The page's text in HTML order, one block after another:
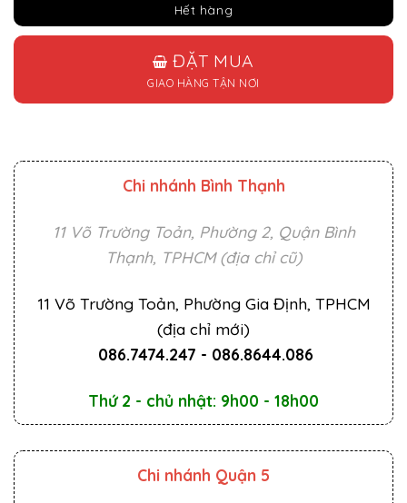
Hết hàng
ĐẶT MUA
GIAO HÀNG TẬN NƠI
Chi nhánh Bình Thạnh
11 Võ Trường Toản, Phường 2, Quận Bình
Thạnh, TPHCM (địa chỉ cũ)
11 Võ Trường Toản, Phường Gia Định, TPHCM
(địa chỉ mới)
086.7474.247 - 086.8644.086
Thứ 2 - chủ nhật: 9h00 - 18h00
Chi nhánh Quận 5